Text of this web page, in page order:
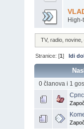
High-
TV, radio, novine,
Stranice: [1]Idi
0 članova i 1